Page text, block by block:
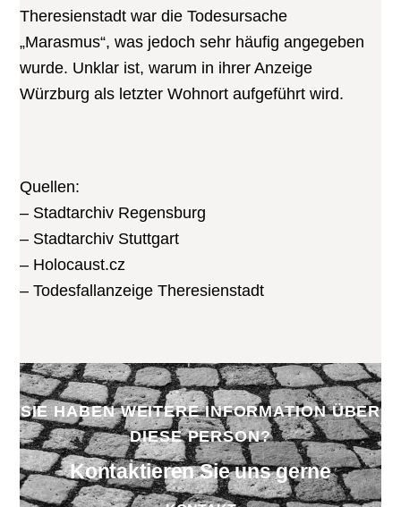
Theresienstadt war die Todesursache
„Marasmus“, was jedoch sehr häufig angegeben
wurde. Unklar ist, warum in ihrer Anzeige
Würzburg als letzter Wohnort aufgeführt wird.
Quellen:
– Stadtarchiv Regensburg
– Stadtarchiv Stuttgart
– Holocaust.cz
– Todesfallanzeige Theresienstadt
SIE HABEN WEITERE INFORMATION ÜBER
DIESE PERSON?
Kontaktieren Sie uns gerne